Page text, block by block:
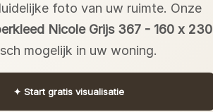
foto van uw ruimte. Onze
Nicole Grijs 367 - 160 x 230
mogelijk in uw woning.
✦ Start gratis visualisatie